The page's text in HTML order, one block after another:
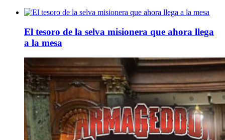
El tesoro de la selva misionera que ahora llega
a la mesa